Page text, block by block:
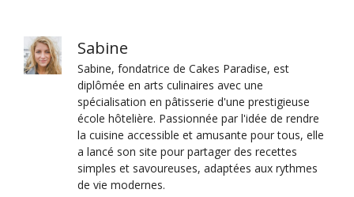
Sabine
Sabine, fondatrice de Cakes Paradise, est
diplômée en arts culinaires avec une
spécialisation en pâtisserie d'une prestigieuse
école hôtelière. Passionnée par l'idée de rendre
la cuisine accessible et amusante pour tous, elle
a lancé son site pour partager des recettes
simples et savoureuses, adaptées aux rythmes
de vie modernes.